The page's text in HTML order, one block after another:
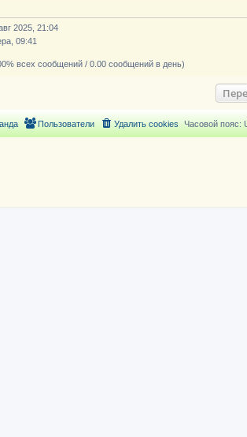
2025, 21:04
09:41
всех сообщений / 0.00 сообщений в день)
Часовой пояс:
Удалить cookies
Пользователи